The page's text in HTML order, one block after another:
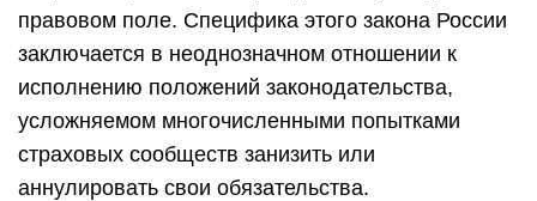
правовом поле. Специфика этого закона России
заключается в неоднозначном отношении к
исполнению положений законодательства,
усложняемом многочисленными попытками
страховых сообществ занизить или
аннулировать свои обязательства.